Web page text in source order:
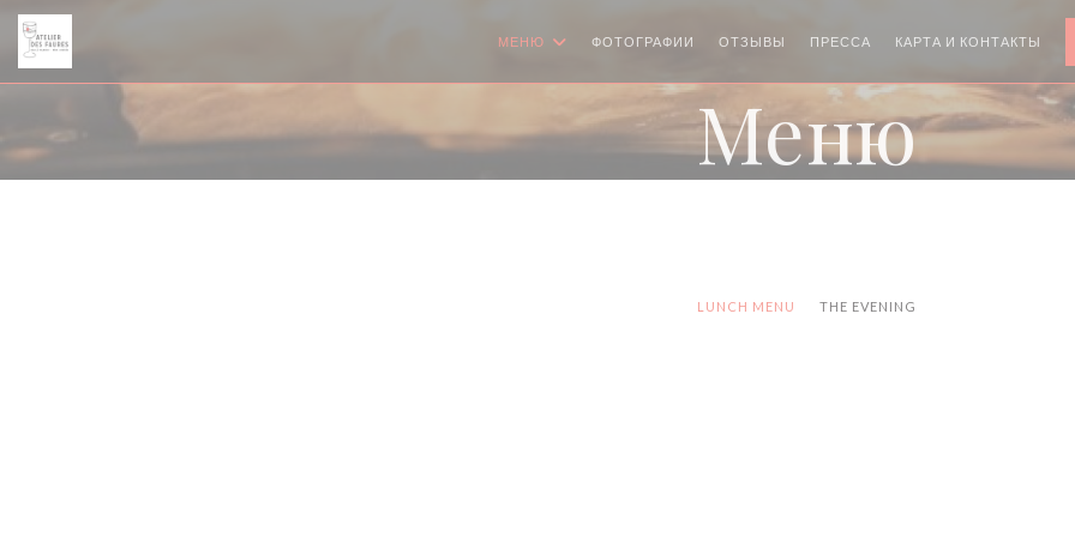
Панель управления cookies
МЕНЮ ФОТОГРАФИИ ОТЗЫВЫ ПРЕССА КАРТА И КОНТАКТЫ
Меню
LUNCH MENU THE EVENING